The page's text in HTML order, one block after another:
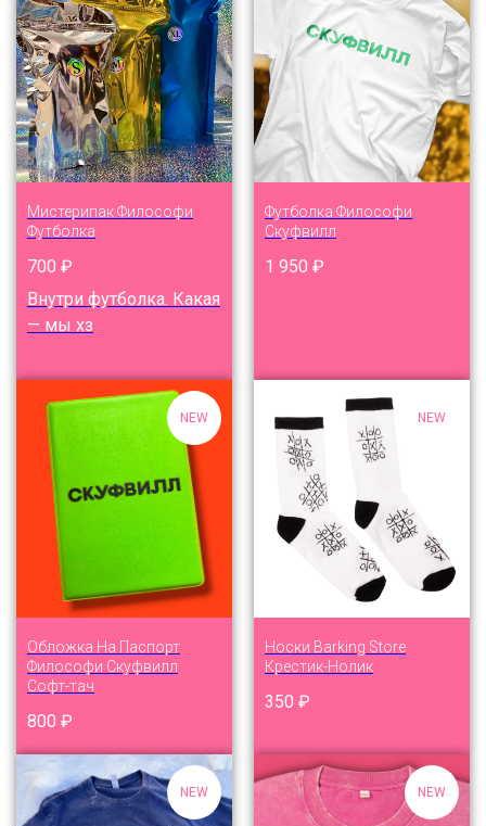
Мистерипак Философи
Футболка
700 ₽
Внутри футболка. Какая
— мы хз
Футболка Философи
Скуфвилл
1 950 ₽
NEW
Обложка На Паспорт
Философи Скуфвилл
Софт-тач
800 ₽
NEW
Носки Barking Store
Крестик-Нолик
350 ₽
NEW NEW